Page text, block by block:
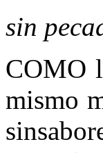
sin
COMO
mismo